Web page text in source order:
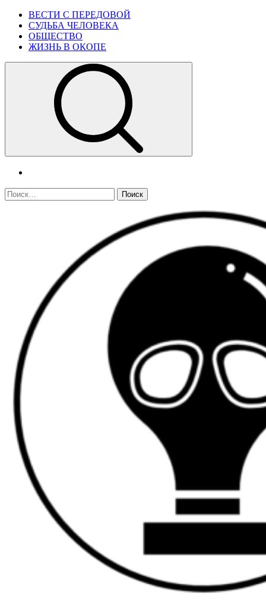
Skip
content
Primary
Menu
ВЕСТИ С ПЕРЕДОВОЙ
СУДЬБА ЧЕЛОВЕКА
ОБЩЕСТВО
ЖИЗНЬ В ОКОПЕ
Найти: